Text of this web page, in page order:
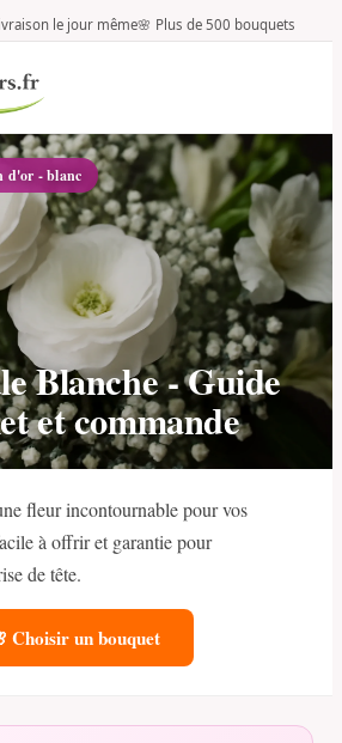
le jour même🌸 Plus de 500 bouquets
d'or - blanc
Blanche - Guide
et commande
fleur incontournable pour vos
à offrir et garantie pour
de tête.
Choisir un bouquet